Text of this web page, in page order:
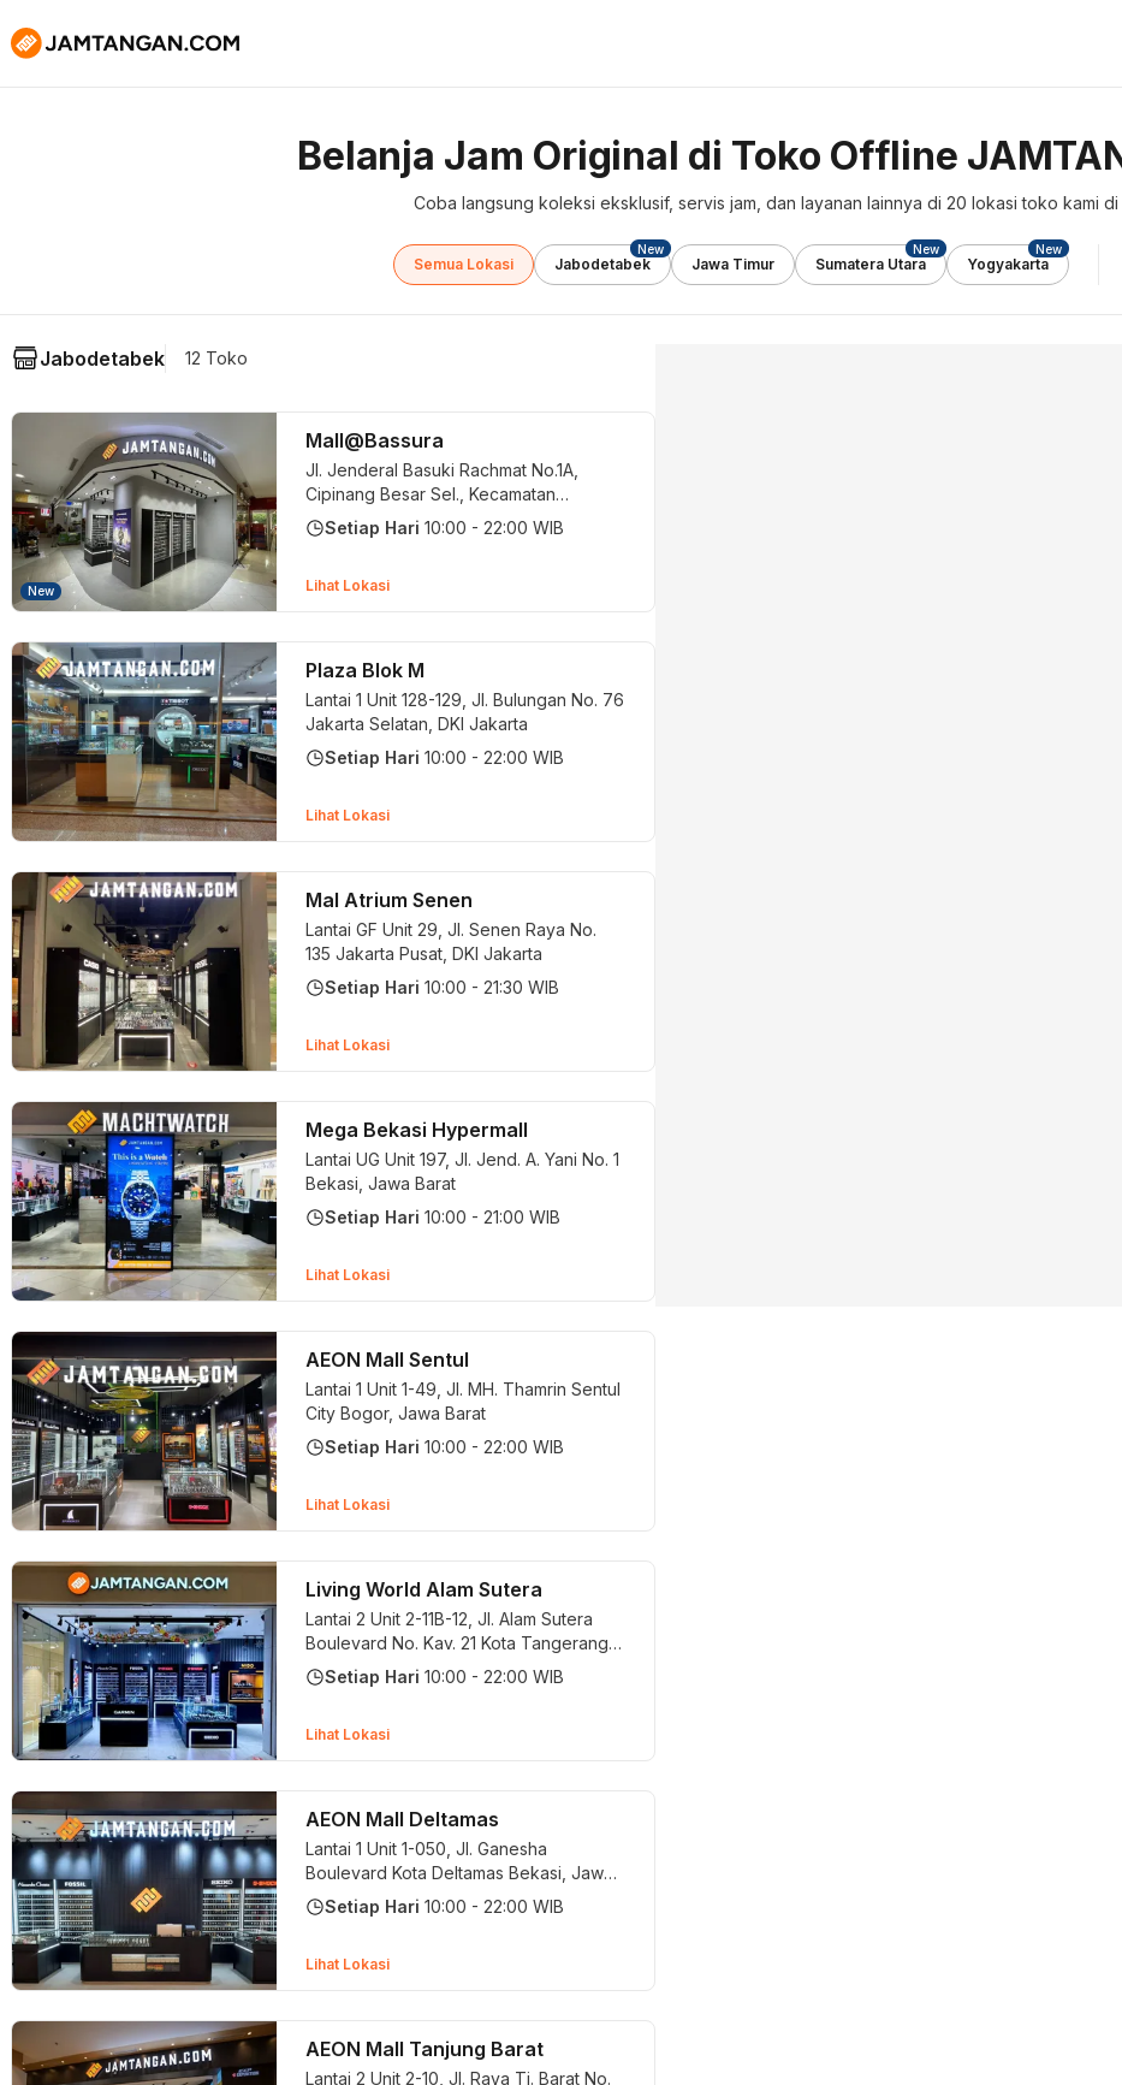
Belanja Jam Original di Toko Offline
Coba langsung koleksi eksklusif, servis jam, dan layanan lainnya di 20 lokasi toko kami di
Semua Lokasi Jabodetabek
New
Jawa Timur Sumatera Utara
New
Yogyakarta
New
Jabodetabek 12 Toko
New
Mall@Bassura
Jl. Jenderal Basuki Rachmat No.1A,
Cipinang Besar Sel., Kecamatan
Jatinegara, Kota Jakarta Timur, Daerah
Khusus Ibukota Jakarta 13410, Lt GF Unit
Setiap Hari 10:00 - 22:00 WIB
Lihat Lokasi
Plaza Blok M
Lantai 1 Unit 128-129, Jl. Bulungan No. 76
Jakarta Selatan, DKI Jakarta
Setiap Hari 10:00 - 22:00 WIB
Lihat Lokasi
Mal Atrium Senen
Lantai GF Unit 29, Jl. Senen Raya No.
135
Jakarta Pusat, DKI Jakarta
Setiap Hari 10:00 - 21:30 WIB
Lihat Lokasi
Mega Bekasi Hypermall
Lantai UG Unit 197, Jl. Jend. A. Yani No. 1
Bekasi, Jawa Barat
Setiap Hari 10:00 - 21:00 WIB
Lihat Lokasi
AEON Mall Sentul
Lantai 1 Unit 1-49, Jl. MH. Thamrin Sentul
City Bogor, Jawa Barat
Setiap Hari 10:00 - 22:00 WIB
Lihat Lokasi
Living World Alam Sutera
Lantai 2 Unit 2-11B-12, Jl. Alam Sutera
Boulevard No. Kav. 21 Kota Tangerang
Selatan, Banten
Setiap Hari 10:00 - 22:00 WIB
Lihat Lokasi
AEON Mall Deltamas
Lantai 1 Unit 1-050, Jl. Ganesha
Boulevard Kota Deltamas Bekasi, Jawa
BaratSetiap Hari 10:00 - 22:00 WIB
Lihat Lokasi
AEON Mall Tanjung Barat
Lantai 2 Unit 2-10, Jl. Raya Tj. Barat No.